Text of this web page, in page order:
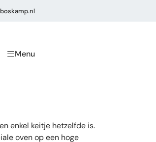
Menu
enkel keitje hetzelfde is.
oven op een hoge